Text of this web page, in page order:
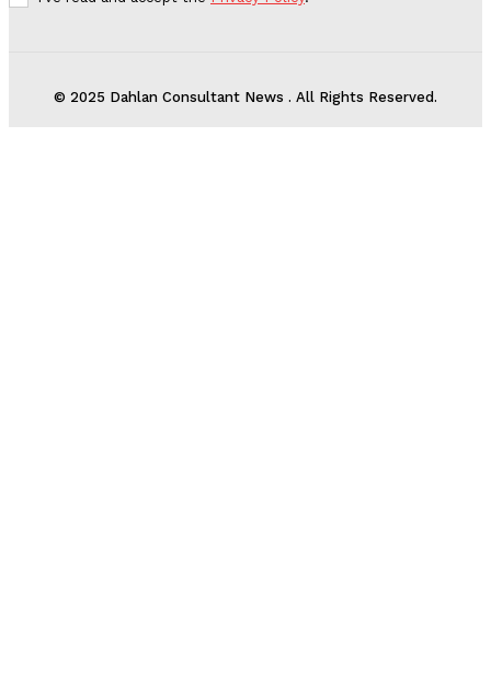
© 2025 Dahlan Consultant News . All Rights Reserved.